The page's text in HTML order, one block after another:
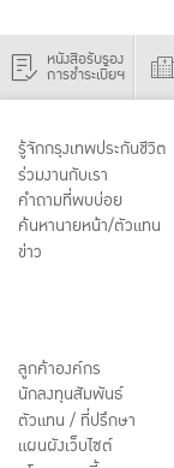
หนังสือรับรอง
การชำระเบี้ยฯ
รู้จักกรุงเทพประกันชีวิต
ร่วมงานกับเรา
คำถามที่พบบ่อย
ค้นหานายหน้า/ตัวแทน
ข่าว
ลูกค้าองค์กร
นักลงทุนสัมพันธ์
ตัวแทน / ที่ปรึกษา
แผนผังเว็บไซต์